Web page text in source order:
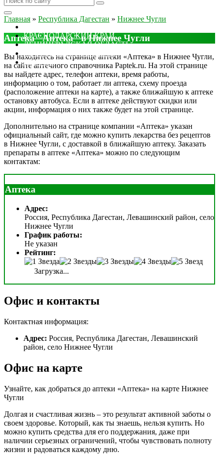
КРАСНОДАРСКИЙ КРАЙ
ЛЕНИНГРАДСКАЯ ОБЛАСТЬ
ДРУГИЕ
Главная » Республика Дагестан » Нижнее Чугли
Аптека "Аптека" в Нижнее Чугли
Вы находитесь на странице аптеки «Аптека» в Нижнее Чугли,
на сайте аптечного справочника Paptek.ru. На этой странице
вы найдете адрес, телефон аптеки, время работы,
информацию о том, работает ли аптека, схему проезда
(расположение аптеки на карте), а также ближайшую к аптеке
остановку автобуса. Если в аптеке действуют скидки или
акции, информация о них также будет на этой странице.
Дополнительно на странице компании «Аптека» указан
официальный сайт, где можно купить лекарства без рецептов
в Нижнее Чугли, с доставкой в ближайшую аптеку. Заказать
препараты в аптеке «Аптека» можно по следующим
контактам:
Аптека
Адрес:
Россия, Республика Дагестан, Левашинский район, село
Нижнее Чугли
График работы:
Не указан
Рейтинг:
Загрузка...
Офис и контакты
Контактная информация:
Адрес: Россия, Республика Дагестан, Левашинский
район, село Нижнее Чугли
Офис на карте
Узнайте, как добраться до аптеки «Аптека» на карте Нижнее
Чугли
Долгая и счастливая жизнь – это результат активной заботы о
своем здоровье. Который, как ты знаешь, нельзя купить. Но
можно купить средства для его поддержания, даже при
наличии серьезных ограничений, чтобы чувствовать полноту
жизни и радоваться каждому дню.